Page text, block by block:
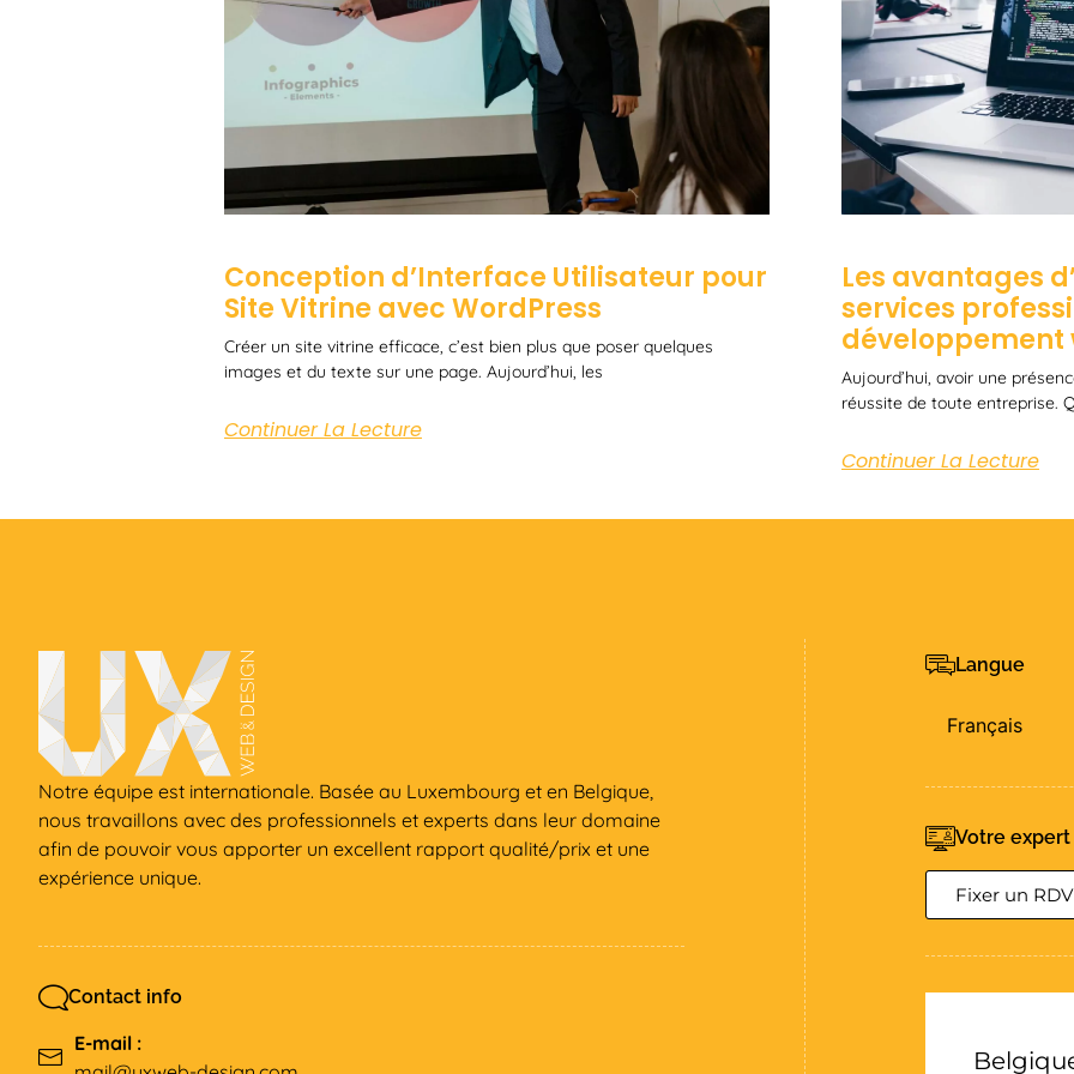
Conception d’Interface Utilisateur pour
Site Vitrine avec WordPress
Créer un site vitrine efficace, c’est bien plus que poser quelques
images et du texte sur une page. Aujourd’hui, les
Continuer La Lecture
Les avantages
services
développement
Aujourd’hui, avoir une
réussite de toute entreprise.
Continuer La Lecture
Notre équipe est internationale. Basée au Luxembourg et en Belgique,
nous travaillons avec des professionnels et experts dans leur domaine
afin de pouvoir vous apporter un excellent rapport qualité/prix et une
expérience unique.
Contact info
E-mail :
Langue
Français
Votre expert
Fixer un RDV